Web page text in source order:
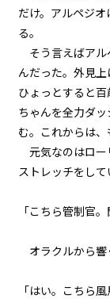
だけ。アルペジ
る。
そう言えばアル
んだった。外見上
ひょっとすると
ちゃんを全力ダ
む。これからは、
元気なのはロー
ストレッチをし
「こちら管制官。
オラクルから響
「はい。こちら